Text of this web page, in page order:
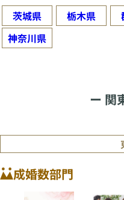
茨城県 栃木県
神奈川県
ー 関
成婚数部門